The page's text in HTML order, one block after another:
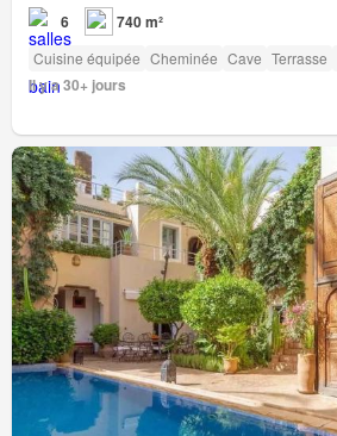
6 740 m²
Cuisine équipée Cheminée Cave Terrasse
Il y a 30+ jours